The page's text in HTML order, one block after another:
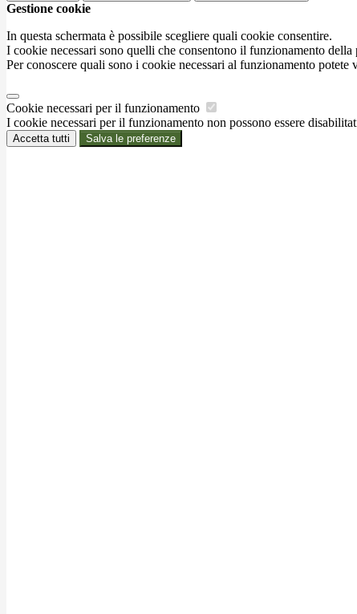
Gestione cookie
In questa schermata è possibile scegliere quali cookie consentire.
I cookie necessari sono quelli che consentono il funzionamento
Per conoscere quali sono i cookie necessari al funzionamento potete
Cookie necessari per il funzionamento
I cookie necessari per il funzionamento non possono essere
Accetta tutti Salva le preferenze